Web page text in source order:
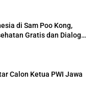
di Sam Poo Kong,
Gratis dan Dialog
Calon Ketua PWI Jawa